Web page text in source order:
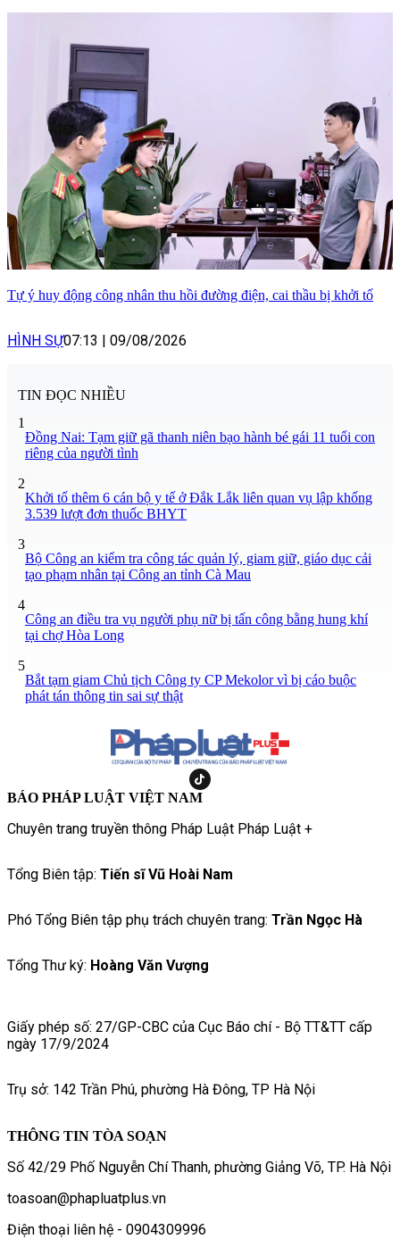
Tự ý huy động công nhân thu hồi đường điện, cai thầu bị khởi tố
HÌNH SỰ07:13 09/08/2026
TIN ĐỌC NHIỀU
1
Đồng Nai: Tạm giữ gã thanh niên bạo hành bé gái 11 tuổi con
riêng của người tình
2
Khởi tố thêm 6 cán bộ y tế ở Đắk Lắk liên quan vụ lập khống
3.539 lượt đơn thuốc BHYT
3
Bộ Công an kiểm tra công tác quản lý, giam giữ, giáo dục cải
tạo phạm nhân tại Công an tỉnh Cà Mau
4
Công an điều tra vụ người phụ nữ bị tấn công bằng hung khí
tại chợ Hòa Long
5
Bắt tạm giam Chủ tịch Công ty CP Mekolor vì bị cáo buộc
phát tán thông tin sai sự thật
BÁO PHÁP LUẬT VIỆT NAM
Chuyên trang truyền thông Pháp Luật Pháp Luật +
Tổng Biên tập: Tiến sĩ Vũ Hoài Nam
Phó Tổng Biên tập phụ trách chuyên trang: Trần Ngọc Hà
Tổng Thư ký: Hoàng Văn Vượng
Giấy phép số: 27/GP-CBC của Cục Báo chí - Bộ TT&TT cấp
ngày 17/9/2024
Trụ sở: 142 Trần Phú, phường Hà Đông, TP Hà Nội
THÔNG TIN TÒA SOẠN
Số 42/29 Phố Nguyễn Chí Thanh, phường Giảng Võ, TP. Hà Nội
toasoan@phapluatplus.vn
Điện thoại liên hệ - 0904309996